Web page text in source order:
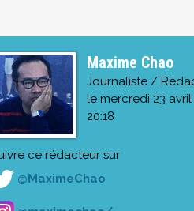
Maxime Chao
Journaliste /
le mercredi 23 avril
20:18
ce rédacteur sur
@MaximeChao